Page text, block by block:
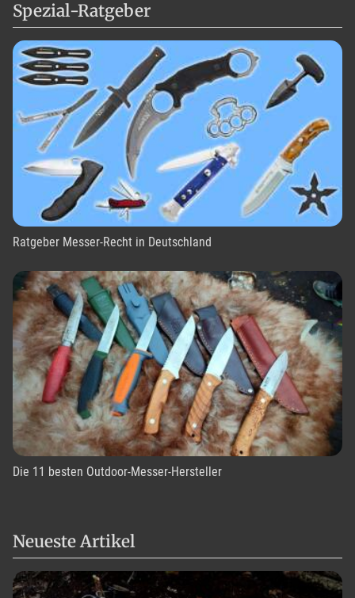
Spezial-Ratgeber
Ratgeber Messer-Recht in Deutschland
Die 11 besten Outdoor-Messer-Hersteller
Neueste Artikel